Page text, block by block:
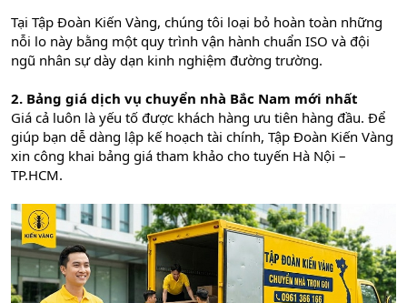
Tại Tập Đoàn Kiến Vàng, chúng tôi loại bỏ hoàn toàn những
nỗi lo này bằng một quy trình vận hành chuẩn ISO và đội
ngũ nhân sự dày dạn kinh nghiệm đường trường.
2. Bảng giá dịch vụ chuyển nhà Bắc Nam mới nhất
Giá cả luôn là yếu tố được khách hàng ưu tiên hàng đầu. Để
giúp bạn dễ dàng lập kế hoạch tài chính, Tập Đoàn Kiến Vàng
xin công khai bảng giá tham khảo cho tuyến Hà Nội –
TP.HCM.